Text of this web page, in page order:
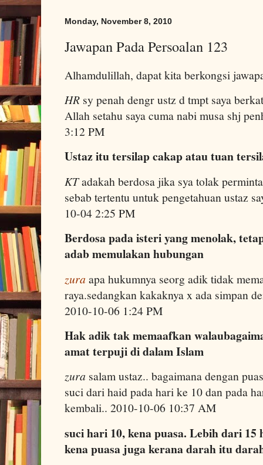
Monday, November 8, 2010
Jawapan Pada Persoalan 123
Alhamdulillah, dapat kita berkongsi
HR sy penah dengr ustz d tmpt saya
Allah setahu saya cuma nabi musa shj
3:12 PM
Ustaz itu tersilap cakap atau tuan
KTadakah berdosa jika sya tolak
sebab tertentu untuk pengetahuan ustaz
10-04 2:25 PM
Berdosa pada isteri yang menolak,
adab memulakan hubungan
zura apa hukumnya seorg adik tidak
raya.sedangkan kakaknya x ada simpan
2010-10-06 1:24 PM
Hak adik tak memaafkan
amat terpuji di dalam Islam
zura salam ustaz.. bagaimana dengan
suci dari haid pada hari ke 10 dan pada
kembali.. 2010-10-06 10:37 AM
suci hari 10, kena puasa. Lebih dari
kena puasa juga kerana darah itu